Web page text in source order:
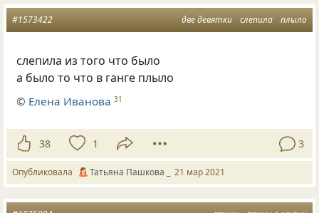
две девятки слепила плыло
#1573422
слепила из того что было
а было то что в ганге плыло
© Елена Иванова 31
38 1 3
Опубликовала Татьяна Пашкова _ 21 мар 2021